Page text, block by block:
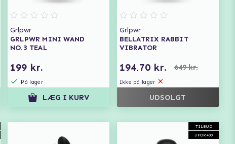
Grlpwr
GRLPWR MINI WAND
NO.3 TEAL
199 kr.
På lager
LÆG I KURV
Grlpwr
BELLATRIX RABBIT
VIBRATOR
194,70 kr. 649 kr.
Ikke på lager
UDSOLGT
TILBUD
3 FOR 400